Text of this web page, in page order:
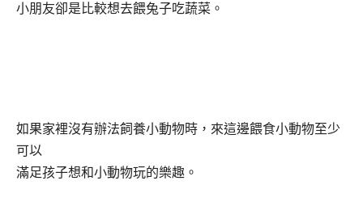
小朋友卻是比較想去餵兔子吃蔬菜。
如果家裡沒有辦法飼養小動物時，來這邊餵食小動物至少
可以
滿足孩子想和小動物玩的樂趣。